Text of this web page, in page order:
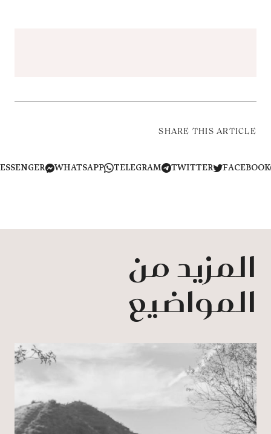
SHARE THIS ARTICLE
TWITTER
TELEGRAM
WHATSAPP
MESSENGER
المزيد من
المواضيع